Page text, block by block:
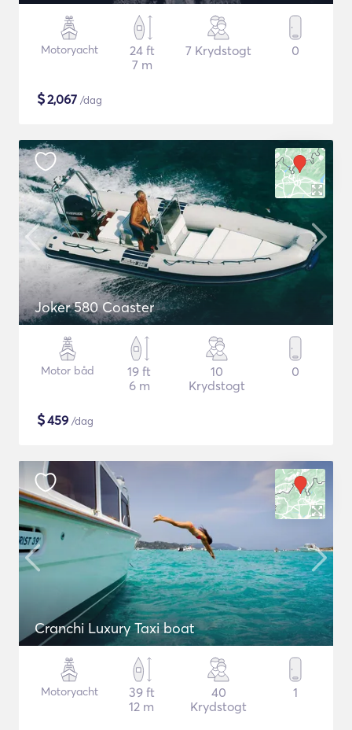
Motoryacht
24 ft
7 m
7 Krydstogt 0
$2,067 /dag
Joker 580 Coaster
Motor båd
19 ft
6 m
10
Krydstogt
0
$459 /dag
Cranchi Luxury Taxi boat
Motoryacht
39 ft
12 m
40
Krydstogt
1